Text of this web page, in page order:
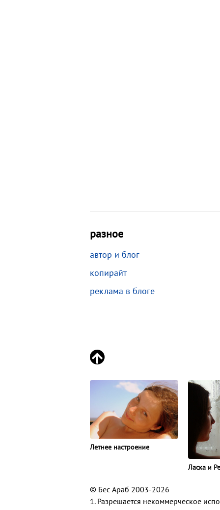
разное
автор и блог
копирайт
реклама в блоге
Летнее настроение
Ласка и
© Бес Араб 2003-2026
1. Разрешается некоммерческое